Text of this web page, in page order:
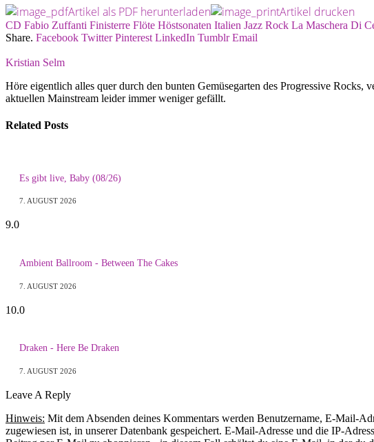
Artikel als PDF herunterladen
Artikel drucken
CD Fabio Zuffanti Finisterre Flöte Höstsonaten Italien Jazz Rock La Maschera Di
Share. Facebook Twitter Pinterest LinkedIn Tumblr Email
Kristian Selm
Höre eigentlich alles quer durch den bunten Gemüsegarten des Progressive
aktuellen Mainstream leider immer weniger gefällt.
Related Posts
Es gibt live, Baby (08/26)
7. AUGUST 2026
9.0
Ambient Ballroom - Between The Cakes
7. AUGUST 2026
10.0
Draken - Here Be Draken
7. AUGUST 2026
Leave A Reply
Hinweis: Mit dem Absenden deines Kommentars werden Benutzername, E-Mail-
zugewiesen ist, in unserer Datenbank gespeichert. E-Mail-Adresse und die IP-